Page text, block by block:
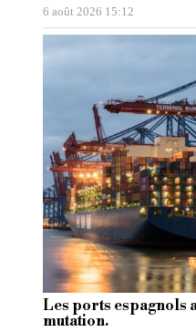
6 août 2026 15:12
Les ports espagnols
mutation.